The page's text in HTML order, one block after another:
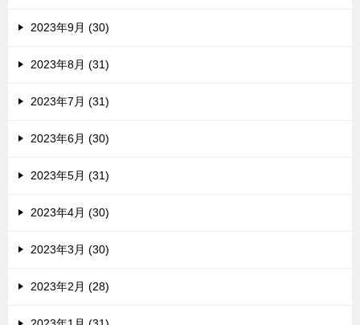
2023年9月 (30)
2023年8月 (31)
2023年7月 (31)
2023年6月 (30)
2023年5月 (31)
2023年4月 (30)
2023年3月 (30)
2023年2月 (28)